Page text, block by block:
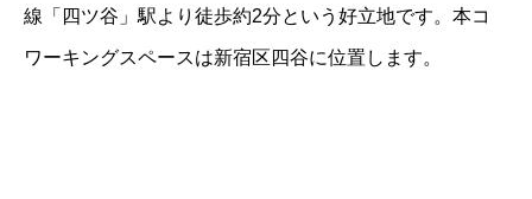
線「四ツ谷」駅より徒歩約2分という好立地です。本コ
ワーキングスペースは新宿区四谷に位置します。